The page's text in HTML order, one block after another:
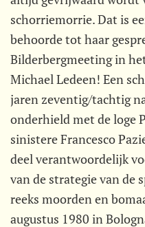
schorriemorrie. Dat is
behoorde tot haar
Bilderbergmeeting in
Michael Ledeen! Een
jaren zeventig/tachtig
onderhield met de loge
sinistere Francesco
deel verantwoordelijk
van de strategie van de
reeks moorden en
augustus 1980 in